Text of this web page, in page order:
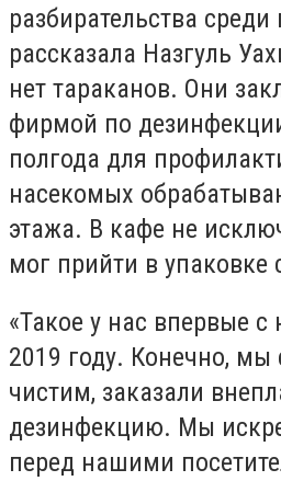
разбирательства
рассказала Назгуль
нет тараканов. Они
фирмой по
полгода для
насекомых
этажа. В кафе не
мог прийти в упаковке
«Такое у нас впервые
2019 году. Конечно, мы
чистим, заказали
дезинфекцию. Мы
перед нашими